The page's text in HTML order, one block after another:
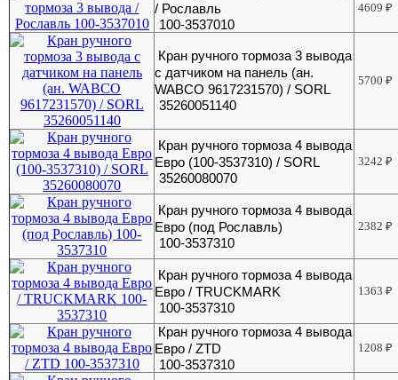
/ Рославль
100-3537010
4609₽
Кран ручного тормоза 3 вывода
с датчиком на панель (ан.
WABCO 9617231570) / SORL
35260051140
5700₽
Кран ручного тормоза 4 вывода
Евро (100-3537310) / SORL
35260080070
3242₽
Кран ручного тормоза 4 вывода
Евро (под Рославль)
100-3537310
2382₽
Кран ручного тормоза 4 вывода
Евро / TRUCKMARK
100-3537310
1363₽
Кран ручного тормоза 4 вывода
Евро / ZTD
100-3537310
1208₽